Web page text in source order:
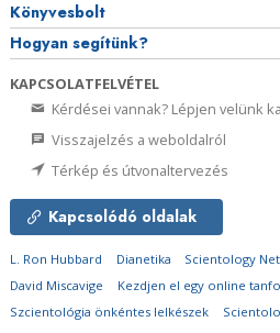
Könyvesbolt
Hogyan segítünk?
KAPCSOLATFELVÉTEL
Kérdései vannak? Lépjen velünk
Visszajelzés a weboldalról
Térkép és útvonaltervezés
Kapcsolódó oldalak
L. Ron Hubbard Dianetika Scientology
David Miscavige
Kezdjen el egy online
Szcientológia önkéntes lelkészek